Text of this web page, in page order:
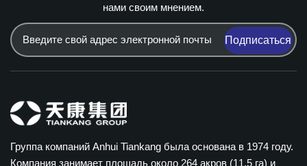
нами своим мнением.
Подписаться
Группа компаний Anhui Tiankang была основана в 1974 году.
Компания занимает площадь около 264 акров (11,5 га) и